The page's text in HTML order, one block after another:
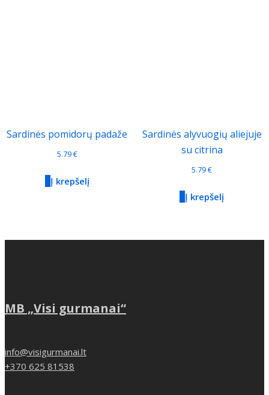
Sardinės pomidorų padaže
5.79€
Į krepšelį
Sardinės alyvuogių aliejuje
su citrina
5.79€
Į krepšelį
MB „Visi gurmanai“
info@visigurmanai.lt
+370 625 81538